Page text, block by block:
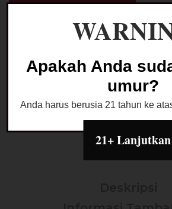
60ML
Kategori:LIQUID FREEBASE
Apakah Anda
umur?
Anda harus berusia 21 tahun ke
21+ Lanjutkan